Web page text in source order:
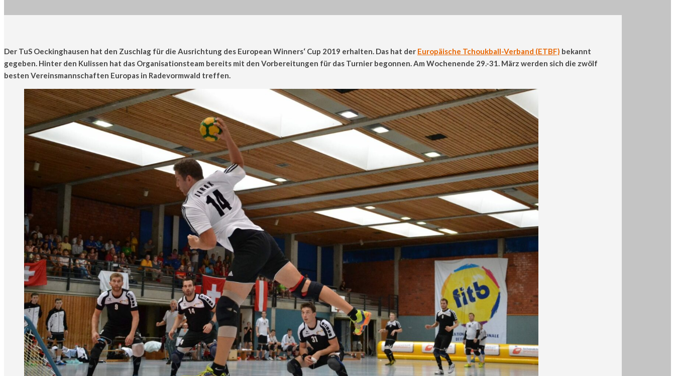
Der TuS Oeckinghausen hat den Zuschlag für die Ausrichtung des European Winners‘ Cup 2019 erhalten. Das hat der Europäische Tchoukball-Verband (ETBF) bekannt
gegeben. Hinter den Kulissen hat das Organisationsteam bereits mit den Vorbereitungen für das Turnier begonnen. Am Wochenende 29.-31. März werden sich die zwölf
besten Vereinsmannschaften Europas in Radevormwald treffen.